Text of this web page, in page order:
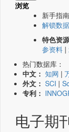
浏览
新手指南
解锁数
特色资
参资料 |
热门数据库：
中文： 知网 |
外文： SCI |
专利：
电子期